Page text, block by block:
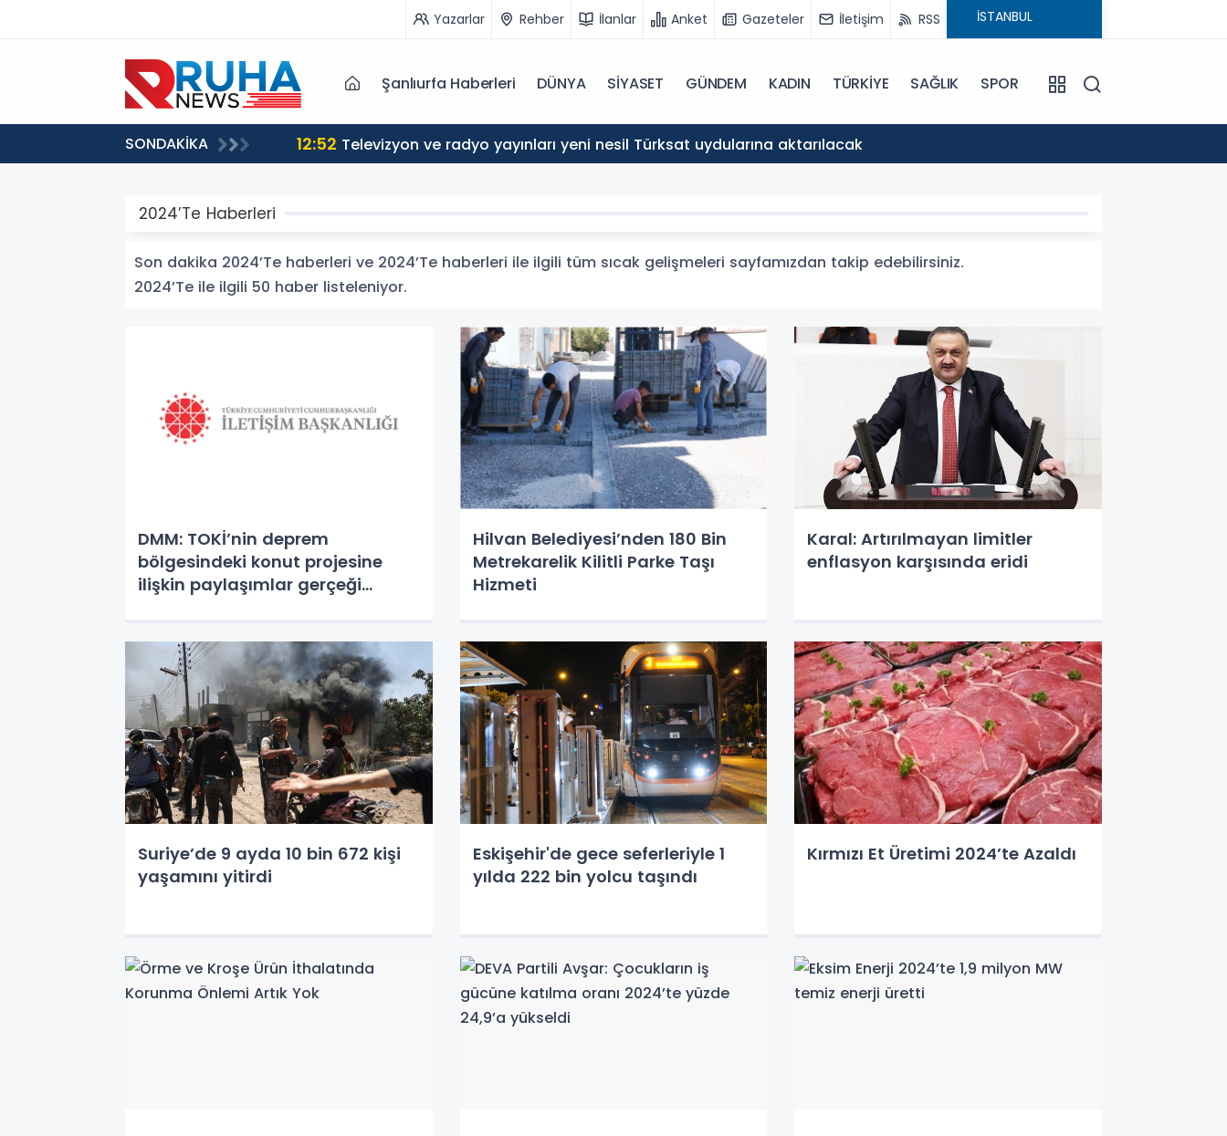
Yazarlar Rehber İlanlar Anket Gazeteler İletişim RSS
Şanlıurfa Haberleri DÜNYA SİYASET GÜNDEM KADIN TÜRKİYE SAĞLIK SPOR
SONDAKİKA 12:52 Televizyon ve radyo yayınları yeni nesil Türksat uydularına aktarılacak
2024’Te Haberleri
Son dakika 2024’Te haberleri ve 2024’Te haberleri ile ilgili tüm sıcak gelişmeleri sayfamızdan takip edebilirsiniz.
2024’Te ile ilgili 50 haber listeleniyor.
DMM: TOKİ’nin deprem
bölgesindeki konut projesine
ilişkin paylaşımlar gerçeği
Hilvan Belediyesi’nden 180 Bin
Metrekarelik Kilitli Parke Taşı
Hizmeti
Karal: Artırılmayan limitler
enflasyon karşısında eridi
Suriye’de 9 ayda 10 bin 672 kişi
yaşamını yitirdi
Eskişehir'de gece seferleriyle 1
yılda 222 bin yolcu taşındı
Kırmızı Et Üretimi 2024’te Azaldı